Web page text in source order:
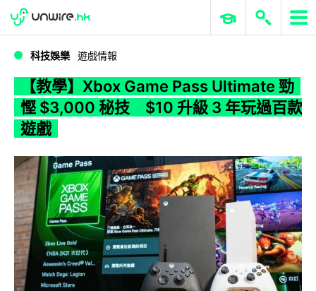
WWDC 2026 ERP 與商業 AI
科技娛樂 遊戲情報
【教學】Xbox Game Pass Ultimate 勁
慳 $3,000 秘技 $10 升級 3 年玩過百款
遊戲